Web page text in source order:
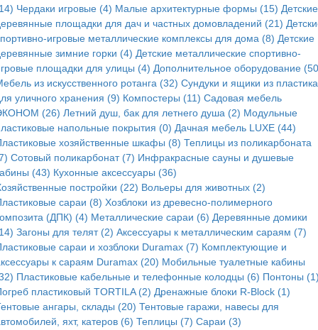
Чердаки игровые (4) Малые архитектурные формы (15) Детские
площадки для дач и частных домовладений (21)
игровые металлические комплексы для дома (8) Детские
зимние горки (4) Детские металлические спортивно-
площадки для улицы (4) Дополнительное оборудование
из искусственного ротанга (32) Сундуки и ящики из пластика
уличного хранения (9) Компостеры (11) Садовая мебель
(26) Летний душ, бак для летнего душа (2) Модульные
напольные покрытия (0) Дачная мебель LUXE (44)
хозяйственные шкафы (8) Теплицы из поликарбоната
Сотовый поликарбонат (7) Инфракрасные сауны и душевые
(43) Кухонные аксессуары (36)
постройки (22) Вольеры для животных (2)
сараи (8) Хозблоки из древесно-полимерного
(ДПК) (4) Металлические сараи (6) Деревянные домики
Загоны для телят (2) Аксессуары к металлическим сараям (7)
сараи и хозблоки Duramax (7) Комплектующие и
к сараям Duramax (20) Мобильные туалетные кабины
Пластиковые кабельные и телефонные колодцы (6) Понтоны
пластиковый TORTILA (2) Дренажные блоки R-Block (1)
ангары, склады (20) Тентовые гаражи, навесы для
яхт, катеров (6) Теплицы (7) Сараи (3)